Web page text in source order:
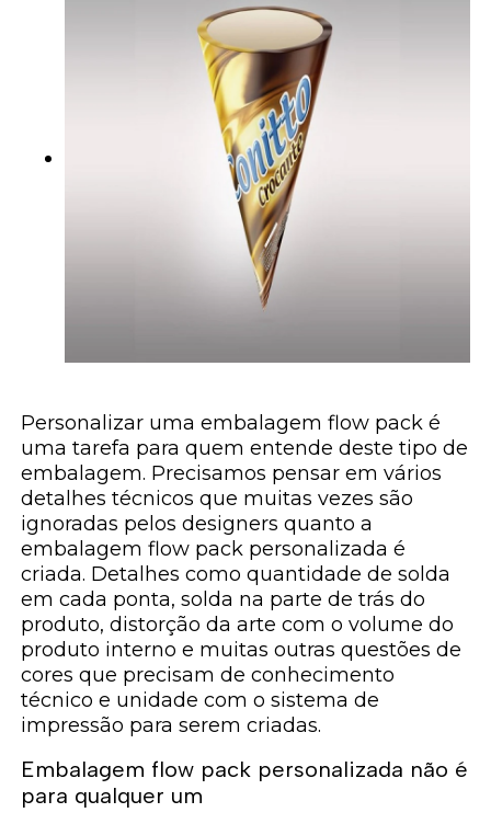
Personalizar uma embalagem flow pack é
uma tarefa para quem entende deste tipo de
embalagem. Precisamos pensar em vários
detalhes técnicos que muitas vezes são
ignoradas pelos designers quanto a
embalagem flow pack personalizada é
criada. Detalhes como quantidade de solda
em cada ponta, solda na parte de trás do
produto, distorção da arte com o volume do
produto interno e muitas outras questões de
cores que precisam de conhecimento
técnico e unidade com o sistema de
impressão para serem criadas.
Embalagem flow pack personalizada não é
para qualquer um